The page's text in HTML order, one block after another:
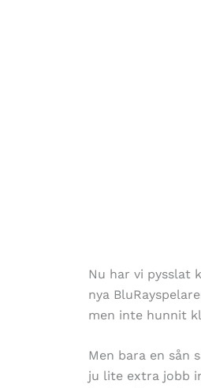
Nu har vi pysslat
nya
men inte hunnit
Men bara en sån
ju lite extra jobb